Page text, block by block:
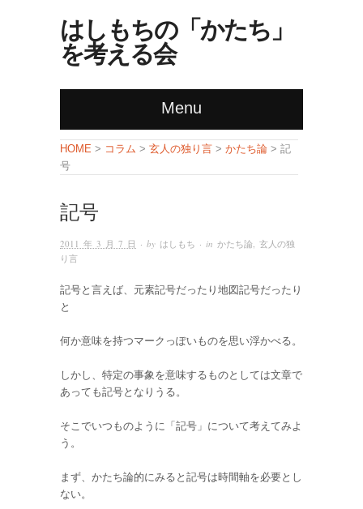
はしもちの「かたち」
を考える会
Menu
HOME > コラム > 玄人の独り言 > かたち論 > 記
号
記号
2011 年 3 月 7 日 · by はしもち · in かたち論, 玄人の独
り言
記号と言えば、元素記号だったり地図記号だったり
と
何か意味を持つマークっぽいものを思い浮かべる。
しかし、特定の事象を意味するものとしては文章で
あっても記号となりうる。
そこでいつものように「記号」について考えてみよ
う。
まず、かたち論的にみると記号は時間軸を必要とし
ない。